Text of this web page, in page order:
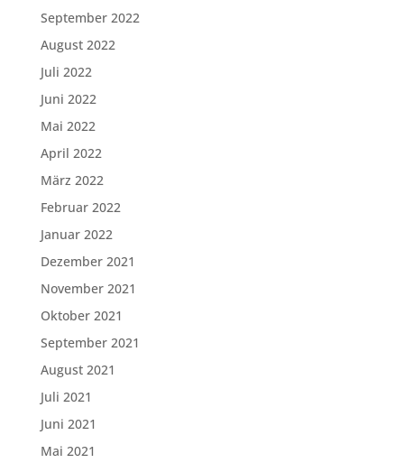
September 2022
August 2022
Juli 2022
Juni 2022
Mai 2022
April 2022
März 2022
Februar 2022
Januar 2022
Dezember 2021
November 2021
Oktober 2021
September 2021
August 2021
Juli 2021
Juni 2021
Mai 2021